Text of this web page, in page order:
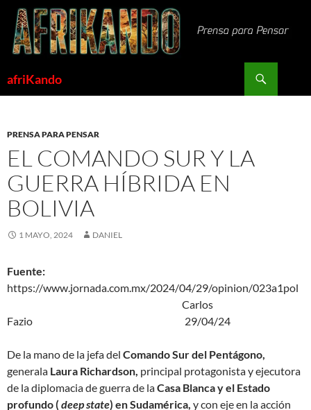
Saltar
contenido
afriKando
PRENSA PARA PENSAR
EL COMANDO SUR Y LA
GUERRA HÍBRIDA EN
BOLIVIA
1 MAYO, 2024 DANIEL
Fuente:
https://www.jornada.com.mx/2024/04/29/opinion/023a1pol
Carlos
Fazio 29/04/24
De la mano de la jefa del Comando Sur del Pentágono,
generala Laura Richardson, principal protagonista y ejecutora
de la diplomacia de guerra de laCasa Blanca y el Estado
profundo (deep state) en Sudamérica, y con eje en la acción